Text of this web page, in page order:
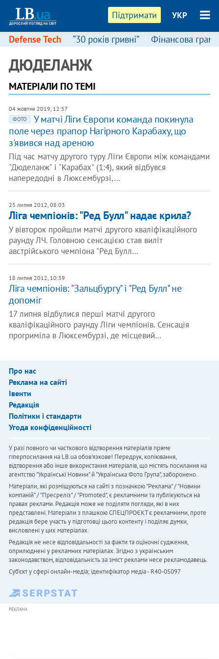
Підтримати УКР
Defense Tech “30 років гривні” Фінансова
ДЮДЕЛАНЖ
МАТЕРІАЛИ ПО ТЕМІ
04 жовтня 2019, 12:57
ФОТО
У матчі Ліги Європи команда покинула
поле через прапор Нагірного Карабаху, що
з'явився над ареною
Під час матчу другого туру Ліги Європи між командами
"Дюделанж" і "Карабах" (1:4), який відбувся
напередодні в Люксембурзі,…
25 липня 2012, 08:03
Ліга чемпіонів: "Ред Булл" надає крила?
У вівторок пройшли матчі другого кваліфікаційного
раунду ЛЧ. Головною сенсацією став виліт
австрійського чемпіона "Ред Булл…
18 липня 2012, 10:39
Ліга чемпіонів: "Зальцбургу" і "Ред Булл" не
допоміг
17 липня відбулися перші матчі другого
кваліфікаційного раунду Ліги чемпіонів. Сенсація
прогриміла в Люксембурзі, де місцевий…
Про нас
Реклама на сайті
Івенти
Редакція
Політики і стандарти
Угода конфіденційності
У разі повного чи часткового відтворення матеріалів пряме
гіперпосилання на LB.ua обов'язкове! Передрук, копіювання,
відтворення або інше використання матеріалів, що містять посилання на
агентство "Українськi Новини" й "Українська Фото Група", заборонено.
Матеріали, які розміщуються на сайті з позначкою "Реклама" / "Новини
компаній" / "Пресреліз" / "Promoted", є рекламними та публікуються на
правах реклами. Редакція може не поділяти погляди, які в них
представлені. Матеріали з плашкою СПЕЦПРОЄКТ є рекламними, проте
редакція бере участь у підготовці цього контенту і поділяє думки,
висловлені у цих матеріалах.
Редакція не несе відповідальності за факти та оціночні судження,
оприлюднені у рекламних матеріалах. Згідно з українським
законодавством, відповідальність за зміст реклами несе рекламодавець.
Cуб'єкт у сфері онлайн-медіа; ідентифікатор медіа - R40-05097
РЕКЛАМА